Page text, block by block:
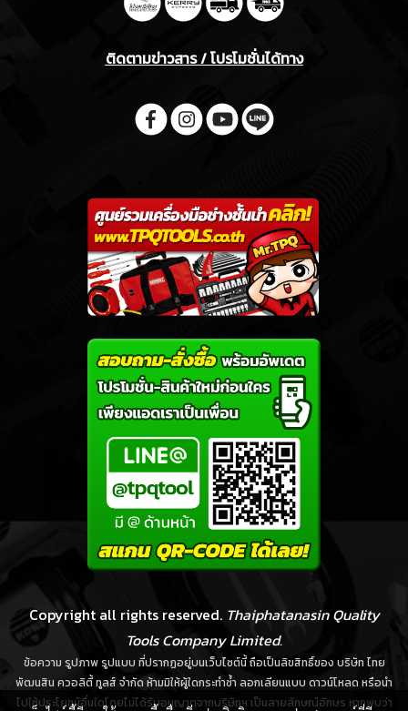
ติดตามข่าวสาร / โปรโมชั่นได้ทาง
Copyright all rights reserved. Thaiphatanasin Quality
Tools Company Limited.
ข้อความ รูปภาพ รูปแบบ ที่ปรากฏอยู่บนเว็บไซต์นี้ ถือเป็นลิขสิทธิ์ของ บริษัท ไทย
พัฒนสิน ควอลิตี้ ทูลส์ จำกัด ห้ามมิให้ผู้ใดกระทำซ้ำ ลอกเลียนแบบ ดาวน์โหลด หรือนำ
ไปใช้ประโยชน์อื่นใดโดยไม่ได้รับอนุญาตจากบริษัทฯ เป็นลายลักษณ์อักษร หากพบว่า